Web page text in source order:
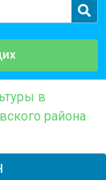
в
района